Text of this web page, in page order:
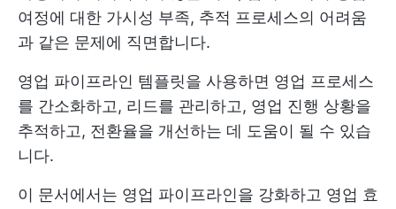
여정에 대한 가시성 부족, 추적 프로세스의 어려움
과 같은 문제에 직면합니다.
영업 파이프라인 템플릿을 사용하면 영업 프로세스
를 간소화하고, 리드를 관리하고, 영업 진행 상황을
추적하고, 전환율을 개선하는 데 도움이 될 수 있습
니다.
이 문서에서는 영업 파이프라인을 강화하고 영업 효